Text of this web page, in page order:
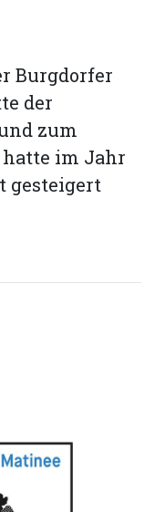
Burgdorfer
der
zum
hatte im Jahr
gesteigert